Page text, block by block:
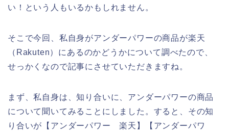
い！という人もいるかもしれません。
そこで今回、私自身がアンダーパワーの商品が楽天
（Rakuten）にあるのかどうかについて調べたので、
せっかくなので記事にさせていただきますね。
まず、私自身は、知り合いに、アンダーパワーの商品
について聞いてみることにしました。すると、その知
り合いが【アンダーパワー 楽天】【アンダーパワ